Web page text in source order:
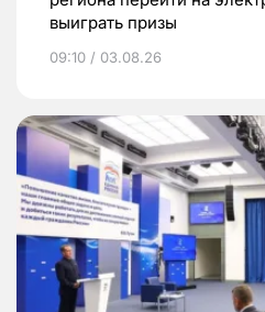
выиграть призы
09:10 / 03.08.26